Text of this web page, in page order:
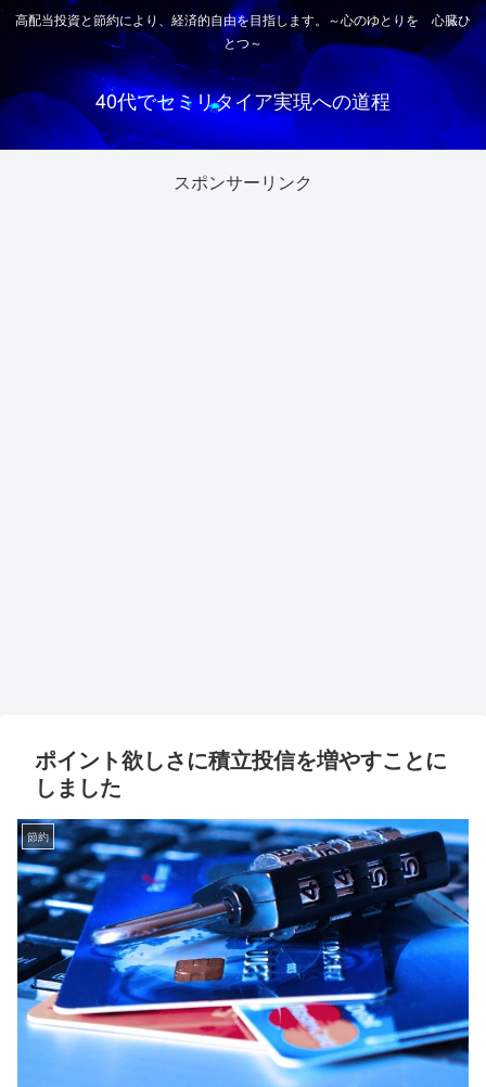
高配当投資と節約により、経済的自由を目指します。～心のゆとりを 心臓ひ
とつ～
40代でセミリタイア実現への道程
スポンサーリンク
ポイント欲しさに積立投信を増やすことに
しました
節約